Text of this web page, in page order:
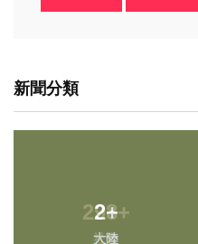
新聞分類
2+
大陸
298+
社會